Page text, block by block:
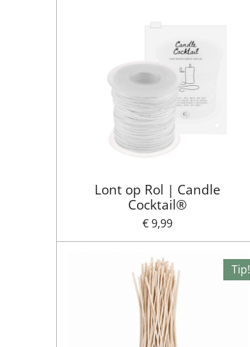
Lont op Rol | Candle
Cocktail®
€ 9,99
Tip!